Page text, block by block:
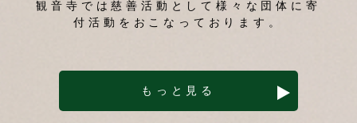
観音寺では慈善活動として様々な団体に寄
付活動をおこなっております。
もっと見る